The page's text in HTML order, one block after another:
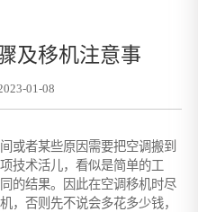
及移机注意事
01-08
或者某些原因需要把空调搬到
技术活儿，看似是简单的工
的结果。因此在空调移机时尽
，否则先不说会多花多少钱，